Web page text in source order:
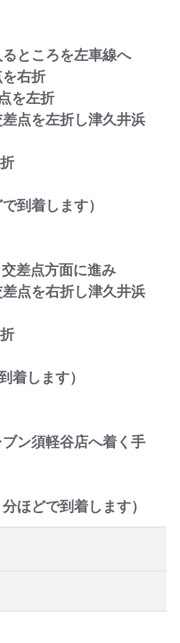
ところを左車線へ
を右折
を左折
点を左折し津久井浜
到着します）
差点方面に進み
点を右折し津久井浜
着します）
ン須軽谷店へ着く手
ほどで到着します）